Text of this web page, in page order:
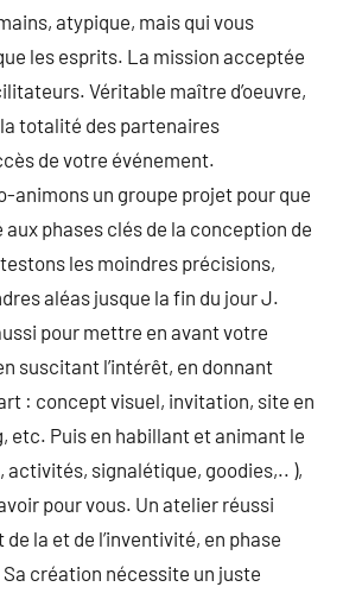
atypique, mais qui vous
les esprits. La mission acceptée
Véritable maître d’oeuvre,
totalité des partenaires
de votre événement.
animons un groupe projet pour que
aux phases clés de la conception de
les moindres précisions,
aléas jusque la fin du jour J.
pour mettre en avant votre
suscitant l’intérêt, en donnant
: concept visuel, invitation, site en
etc. Puis en habillant et animant le
activités, signalétique, goodies,.. ),
pour vous. Un atelier réussi
la et de l’inventivité, en phase
création nécessite un juste